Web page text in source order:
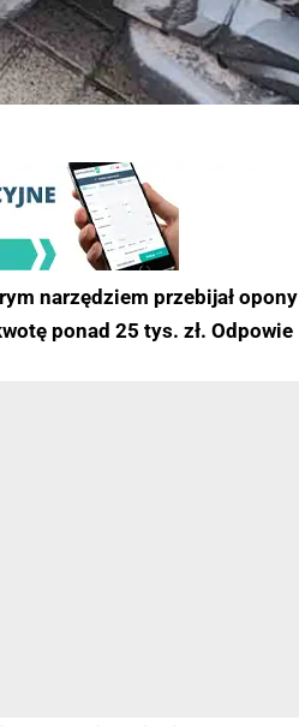
narzędziem przebijał opony
ponad 25 tys. zł. Odpowie